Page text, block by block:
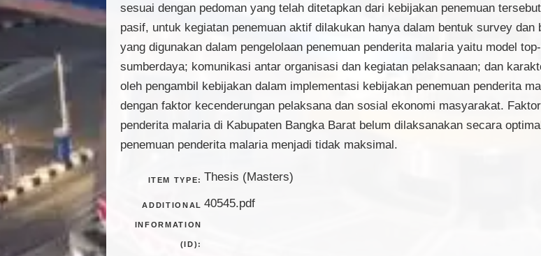
sesuai dengan pedoman yang telah ditetapkan dari kebijakan penemuan
pasif, untuk kegiatan penemuan aktif dilakukan hanya dalam bentuk survey
yang digunakan dalam pengelolaan penemuan penderita malaria yaitu model
sumberdaya; komunikasi antar organisasi dan kegiatan pelaksanaan; dan
oleh pengambil kebijakan dalam implementasi kebijakan penemuan penderita
dengan faktor kecenderungan pelaksana dan sosial ekonomi masyarakat.
penderita malaria di Kabupaten Bangka Barat belum dilaksanakan secara
penemuan penderita malaria menjadi tidak maksimal.
ITEM TYPE: Thesis (Masters)
ADDITIONAL
INFORMATION
(ID):
40545.pdf